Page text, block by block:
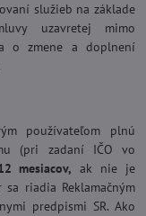
služieb na základe
uzavretej mimo
o zmene a doplnení
používateľom plnú
(pri zadaní IČO vo
mesiacov, ak nie je
riadia Reklamačným
predpismi SR. Ako